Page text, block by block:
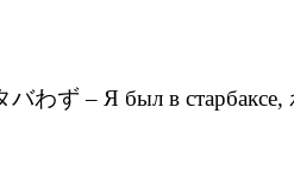
バわず – Я был в старбаксе,